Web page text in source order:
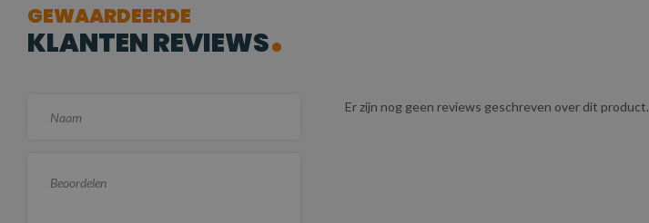
GEWAARDEERDE
KLANTEN REVIEWS
Er zijn nog geen reviews geschreven over dit product.